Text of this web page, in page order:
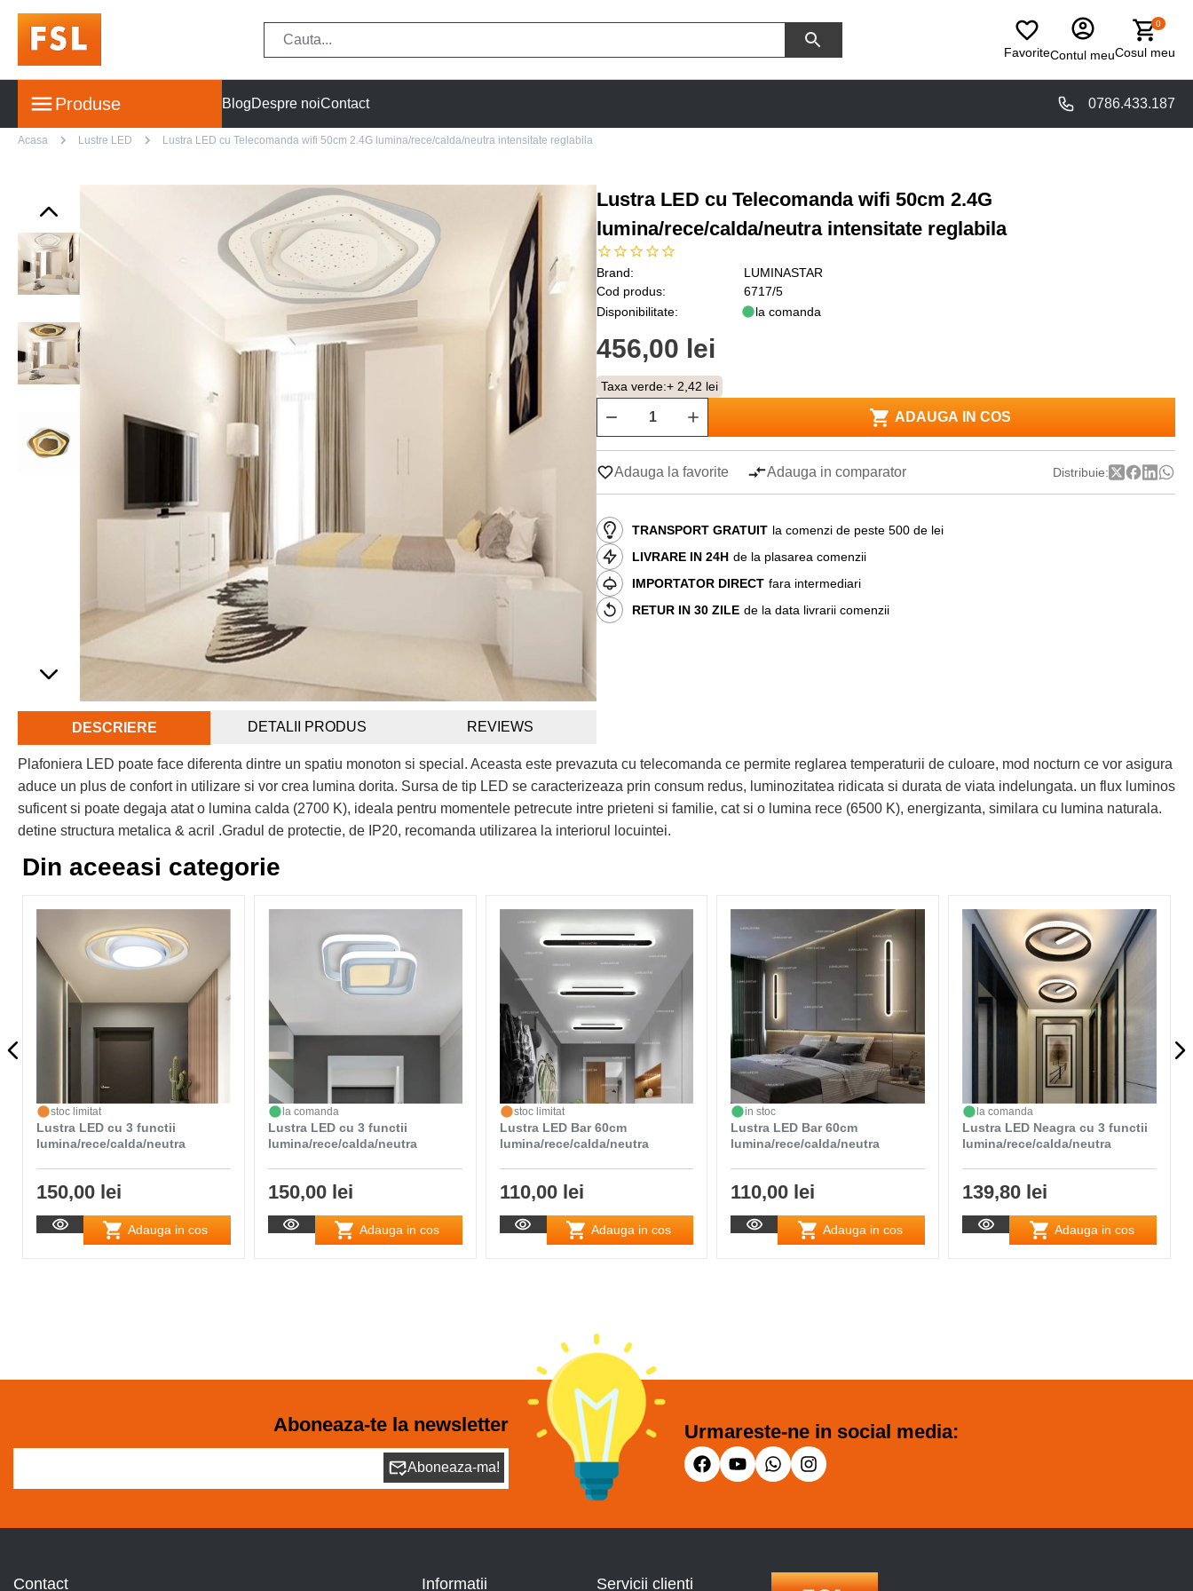
FavoriteContul meu
0
Cosul meu
Produse BlogDespre noiContact 0786.433.187
Acasa Lustre LED Lustra LED cu Telecomanda wifi 50cm 2.4G lumina/rece/calda/neutra intensitate reglabila
Lustra LED cu Telecomanda wifi 50cm 2.4G
lumina/rece/calda/neutra intensitate reglabila
Brand:
LUMINASTAR
Cod produs:
6717/5
Disponibilitate:
la comanda
456,00 lei
Taxa verde:+ 2,42 lei
ADAUGA IN COS
Adauga la favorite Adauga in comparator Distribuie:
TRANSPORT GRATUIT la comenzi de peste 500 de lei
LIVRARE IN 24H de la plasarea comenzii
IMPORTATOR DIRECT fara intermediari
RETUR IN 30 ZILE de la data livrarii comenzii
DESCRIERE DETALII PRODUS REVIEWS
Plafoniera LED poate face diferenta dintre un spatiu monoton si special. Aceasta este prevazuta cu telecomanda ce permite reglarea temperaturii de culoare, mod nocturn ce vor asigura
aduce un plus de confort in utilizare si vor crea lumina dorita. Sursa de tip LED se caracterizeaza prin consum redus, luminozitatea ridicata si durata de viata indelungata. un flux luminos
suficent si poate degaja atat o lumina calda (2700 K), ideala pentru momentele petrecute intre prieteni si familie, cat si o lumina rece (6500 K), energizanta, similara cu lumina naturala.
detine structura metalica & acril .Gradul de protectie, de IP20, recomanda utilizarea la interiorul locuintei.
Din aceeasi categorie
stoc limitat
Lustra LED cu 3 functii
lumina/rece/calda/neutra
150,00 lei
Adauga in cos
la comanda
Lustra LED cu 3 functii
lumina/rece/calda/neutra
150,00 lei
Adauga in cos
stoc limitat
Lustra LED Bar 60cm
lumina/rece/calda/neutra
110,00 lei
Adauga in cos
in stoc
Lustra LED Bar 60cm
lumina/rece/calda/neutra
110,00 lei
Adauga in cos
la comanda
Lustra LED Neagra cu 3 functii
lumina/rece/calda/neutra
139,80 lei
Adauga in cos
Aboneaza-te la newsletter
Aboneaza-ma!
Urmareste-ne in social media:
Contact Informatii Servicii clienti